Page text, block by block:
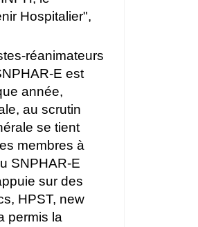
Hospitalier",
réanimateurs
E est
année,
au scrutin
se tient
membres à
SNPHAR-E
sur des
HPST, new
permis la